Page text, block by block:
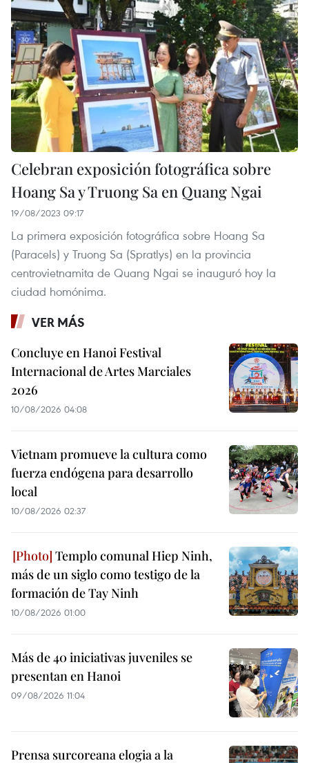
Celebran exposición fotográfica sobre
Hoang Sa y Truong Sa en Quang Ngai
19/08/2023 09:17
La primera exposición fotográfica sobre Hoang Sa
(Paracels) y Truong Sa (Spratlys) en la provincia
centrovietnamita de Quang Ngai se inauguró hoy la
ciudad homónima.
VER MÁS
Concluye en Hanoi Festival
Internacional de Artes Marciales
2026
10/08/2026 04:08
Vietnam promueve la cultura como
fuerza endógena para desarrollo
local
10/08/2026 02:37
Templo comunal Hiep Ninh,
más de un siglo como testigo de la
formación de Tay Ninh
10/08/2026 01:00
Más de 40 iniciativas juveniles se
presentan en Hanoi
09/08/2026 11:04
Prensa surcoreana elogia a la